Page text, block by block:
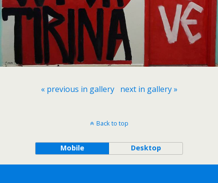
« previous in gallery next in gallery »
Back to top
Mobile Desktop